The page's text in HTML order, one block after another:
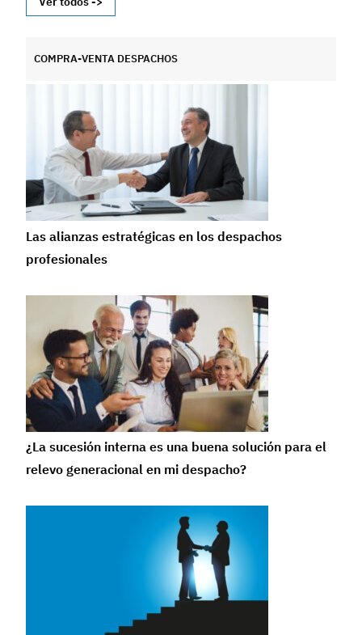
COMPRA-VENTA DESPACHOS
Las alianzas estratégicas en los despachos
profesionales
¿La sucesión interna es una buena solución para el
relevo generacional en mi despacho?